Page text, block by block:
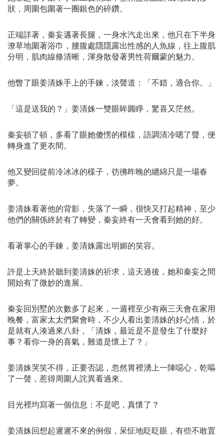
狀，周圍包圍著一圈銀色的碎鑽。
正端詳著，秦妄邁著長腿，一身水汽走出來，他只在下半身
潦草地圍著浴巾，腰腹處隱隱露出性感的人魚線，往上腹肌
分明，肌肉線條清晰，渾身散發著男性荷爾蒙的魅力。
他瞥了眼姜清姝手上的手鍊，淡聲道：「不錯，適合你。」
「這是送我的？」姜清姝一雙眼眸圓睜，驚喜又茫然。
秦妄頓了頓，多看了眼她傻愣的模樣，語調清冷嗯了聲，便
轉身進了更衣間。
他又變回從前冷冰冰的樣子，彷彿昨晚的纏綿只是一場春
夢。
姜清姝看著他的背影，失落了一瞬，很快又打起精神，至少
他們的關係終於有了轉變，秦妄終有一天會看到她的好。
看著掌心的手鍊，姜清姝露出明媚的笑容。
許是上天終於聽到姜清姝的祈求，這天過後，她和秦妄之間
開始有了微妙的進展。
秦妄回別墅的次數多了起來，一週裡至少有兩三天會在家用
晚餐，富家太太們聚會時，不少人看出姜清姝的好心情，於
是就有人湊過來八卦，「清姝，最近是不是發生了什麼好
事？看你一身的喜氣，難道是懷上了？」
姜清姝哭笑不得，正要否認，忽然胃裡湧上一陣噁心，乾嘔
了一聲，惹得周圍人詫異看過來。
目光裡均寫著一個信息：不是吧，真懷了？
姜清姝回想起遲遲不來的例假，呆怔地眨眨眼，有些不敢置